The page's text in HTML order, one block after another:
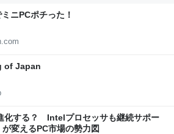
ニPCポチった！
of Japan
化する？ Intelプロセッサも継続サポー
変えるPC市場の勢力図